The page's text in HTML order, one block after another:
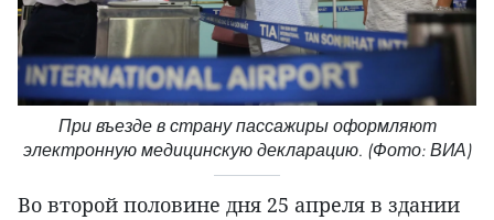
При въезде в страну пассажиры оформляют
электронную медицинскую декларацию. (Фото: ВИА)
Во второй половине дня 25 апреля в здании